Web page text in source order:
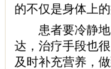
的不仅是身体上
患者要冷静地
达，治疗手段也
及时补充营养，